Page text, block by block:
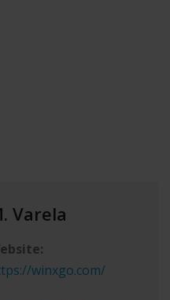
Varela
winxgo.com/